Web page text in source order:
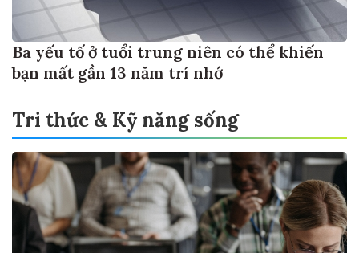
Ba yếu tố ở tuổi trung niên có thể khiến
bạn mất gần 13 năm trí nhớ
Tri thức & Kỹ năng sống